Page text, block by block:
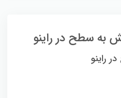
به سطح در راینو
راینو